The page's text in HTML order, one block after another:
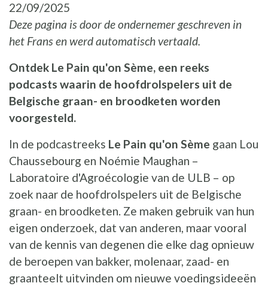
22/09/2025
Deze pagina is door de ondernemer geschreven in
het Frans en werd automatisch vertaald.
Ontdek Le Pain qu'on Sème, een reeks
podcasts waarin de hoofdrolspelers uit de
Belgische graan- en broodketen worden
voorgesteld.
In de podcastreeks Le Pain qu'on Sème gaan Lou
Chaussebourg en Noémie Maughan –
Laboratoire d'Agroécologie van de ULB – op
zoek naar de hoofdrolspelers uit de Belgische
graan- en broodketen. Ze maken gebruik van hun
eigen onderzoek, dat van anderen, maar vooral
van de kennis van degenen die elke dag opnieuw
de beroepen van bakker, molenaar, zaad- en
graanteelt uitvinden om nieuwe voedingsideeën